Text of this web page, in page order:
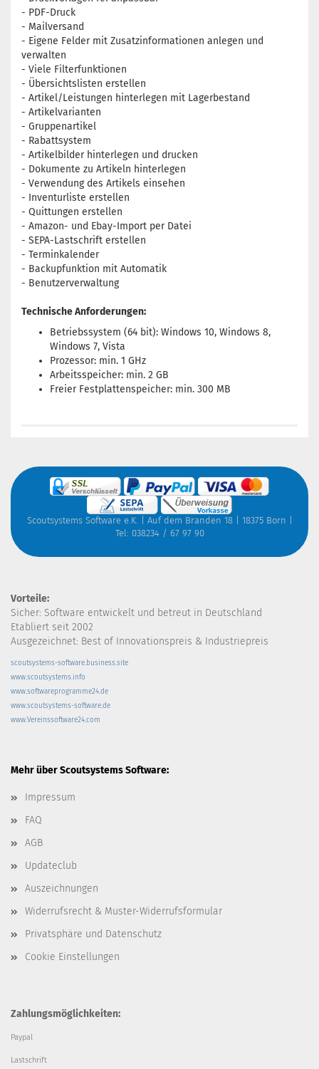
- PDF-Druck
- Mailversand
- Eigene Felder mit Zusatzinformationen anlegen und
verwalten
- Viele Filterfunktionen
- Übersichtslisten erstellen
- Artikel/Leistungen hinterlegen mit Lagerbestand
- Artikelvarianten
- Gruppenartikel
- Rabattsystem
- Artikelbilder hinterlegen und drucken
- Dokumente zu Artikeln hinterlegen
- Verwendung des Artikels einsehen
- Inventurliste erstellen
- Quittungen erstellen
- Amazon- und Ebay-Import per Datei
- SEPA-Lastschrift erstellen
- Terminkalender
- Backupfunktion mit Automatik
- Benutzerverwaltung
Technische Anforderungen:
Betriebssystem (64 bit): Windows 10, Windows 8,
Windows 7, Vista
Prozessor: min. 1 GHz
Arbeitsspeicher: min. 2 GB
Freier Festplattenspeicher: min. 300 MB
Scoutsystems Software e.K. | Auf dem Branden 18 | 18375 Born |
Tel: 038234 / 67 97 90
Vorteile:
Sicher: Software entwickelt und betreut in Deutschland
Etabliert seit 2002
Ausgezeichnet: Best of Innovationspreis & Industriepreis
scoutsystems-software.business.site
www.scoutsystems.info
www.softwareprogramme24.de
www.scoutsystems-software.de
www.Vereinssoftware24.com
Mehr über Scoutsystems Software:
Impressum
FAQ
AGB
Updateclub
Auszeichnungen
Widerrufsrecht & Muster-Widerrufsformular
Privatsphäre und Datenschutz
Cookie Einstellungen
Zahlungsmöglichkeiten:
Paypal
Lastschrift